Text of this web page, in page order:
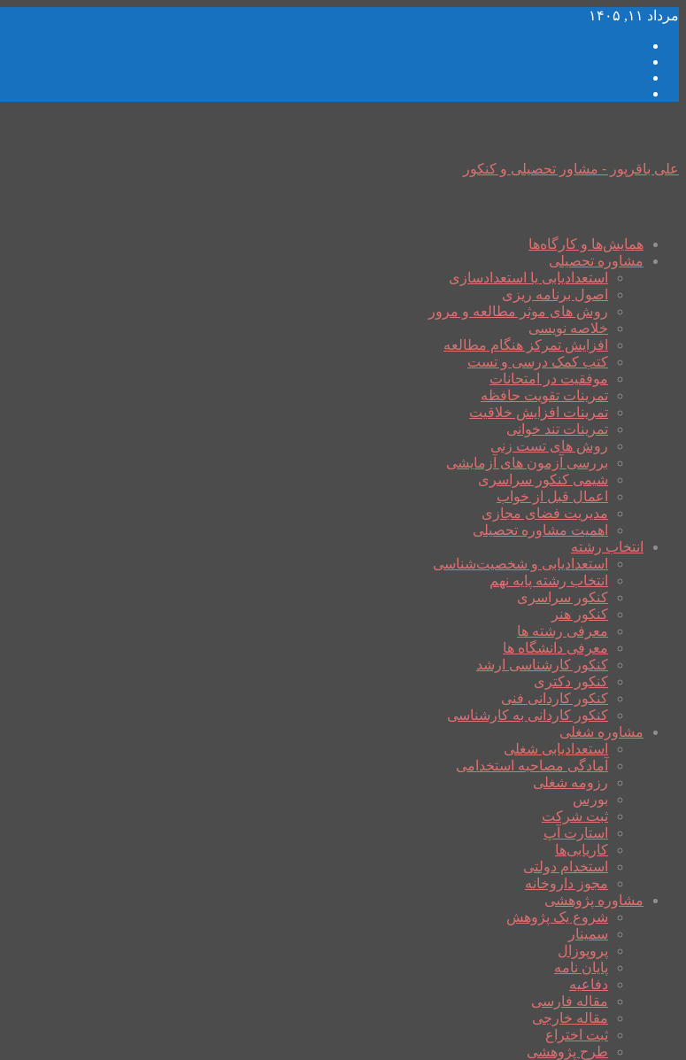
مرداد ۱۱, ۱۴۰۵
علی باقرپور - مشاور تحصیلی و کنکور
همایش‌ها و کارگاه‌ها
مشاوره تحصیلی
استعدادیابی یا استعدادسازی
اصول برنامه ریزی
روش های موثر مطالعه و مرور
خلاصه نویسی
افزایش تمرکز هنگام مطالعه
کتب کمک درسی و تست
موفقیت در امتحانات
تمرینات تقویت حافظه
تمرینات افزایش خلاقیت
تمرینات تند خوانی
روش های تست زنی
بررسی آزمون های آزمایشی
شیمی کنکور سراسری
اعمال قبل از خواب
مدیریت فضای مجازی
اهمیت مشاوره تحصیلی
انتخاب رشته
استعدادیابی و شخصیت‌شناسی
انتخاب رشته پایه نهم
کنکور سراسری
کنکور هنر
معرفی رشته ها
معرفی دانشگاه ها
کنکور کارشناسی ارشد
کنکور دکتری
کنکور کاردانی فنی
کنکور کاردانی به کارشناسی
مشاوره شغلی
استعدادیابی شغلی
آمادگی مصاحبه استخدامی
رزومه شغلی
بورس
ثبت شرکت
استارت آپ
کاریابی‌ها
استخدام دولتی
مجوز داروخانه
مشاوره پژوهشی
شروع یک پژوهش
سمینار
پروپوزال
پایان نامه
دفاعیه
مقاله فارسی
مقاله خارجی
ثبت اختراع
طرح پژوهشی